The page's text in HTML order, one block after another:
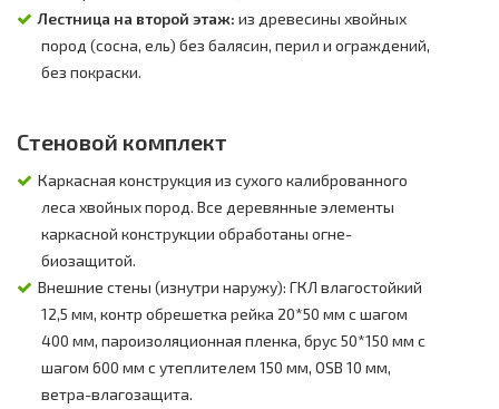
Лестница на второй этаж: из древесины хвойных
пород (сосна, ель) без балясин, перил и ограждений,
без покраски.
Стеновой комплект
Каркасная конструкция из сухого калиброванного
леса хвойных пород. Все деревянные элементы
каркасной конструкции обработаны огне-
биозащитой.
Внешние стены (изнутри наружу): ГКЛ влагостойкий
12,5 мм, контр обрешетка рейка 20*50 мм с шагом
400 мм, пароизоляционная пленка, брус 50*150 мм с
шагом 600 мм с утеплителем 150 мм, OSB 10 мм,
ветра-влагозащита.